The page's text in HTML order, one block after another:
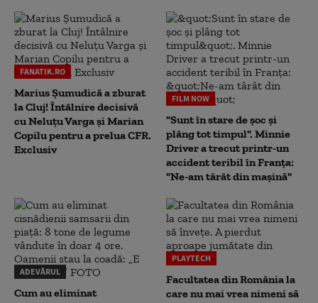
FANATIK.RO
Marius Şumudică a zburat
la Cluj! Întâlnire decisivă
cu Neluţu Varga şi Marian
Copilu pentru a prelua CFR.
Exclusiv
FILM NOW
"Sunt în stare de șoc și
plâng tot timpul". Minnie
Driver a trecut printr-un
accident teribil în Franța:
"Ne-am târât din mașină"
ADEVĂRUL
Cum au eliminat
PLAYTECH
Facultatea din România la
care nu mai vrea nimeni să